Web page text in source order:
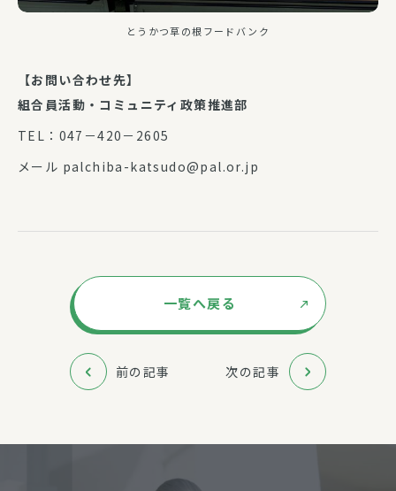
とうかつ草の根フードバンク
【お問い合わせ先】
組合員活動・コミュニティ政策推進部
TEL：047－420－2605
メール palchiba-katsudo@pal.or.jp
一覧へ戻る
前の記事 次の記事